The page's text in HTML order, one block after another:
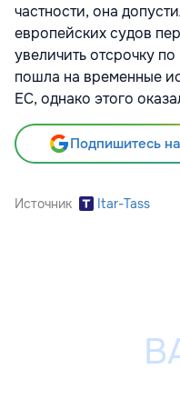
частности, она
европейских судов
увеличить отсрочку
пошла на временные
ЕС, однако этого
Подпишитесь
Источник Itar-Tass